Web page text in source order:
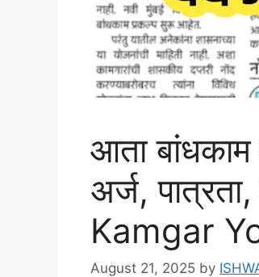
आता बांधकाम
अर्ज,
Kamgar
August 21, 2025 by